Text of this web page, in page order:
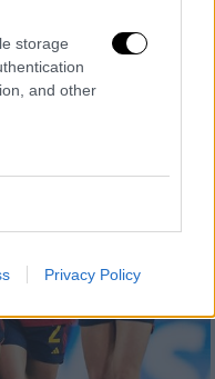
storage
and other
Privacy Policy